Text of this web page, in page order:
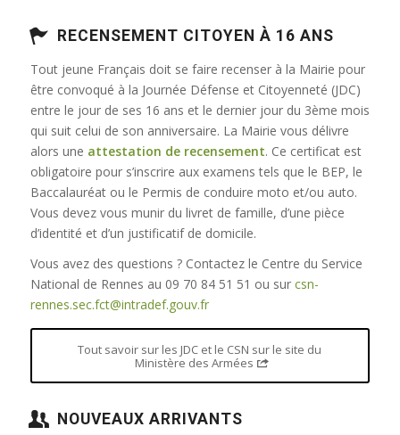
RECENSEMENT CITOYEN À 16 ANS
Tout jeune Français doit se faire recenser à la Mairie pour
être convoqué à la Journée Défense et Citoyenneté (JDC)
entre le jour de ses 16 ans et le dernier jour du 3ème mois
qui suit celui de son anniversaire. La Mairie vous délivre
alors une attestation de recensement. Ce certificat est
obligatoire pour s’inscrire aux examens tels que le BEP, le
Baccalauréat ou le Permis de conduire moto et/ou auto.
Vous devez vous munir du livret de famille, d’une pièce
d’identité et d’un justificatif de domicile.
Vous avez des questions ? Contactez le Centre du Service
National de Rennes au 09 70 84 51 51 ou sur csn-
rennes.sec.fct@intradef.gouv.fr
Tout savoir sur les JDC et le CSN sur le site du
Ministère des Armées
NOUVEAUX ARRIVANTS